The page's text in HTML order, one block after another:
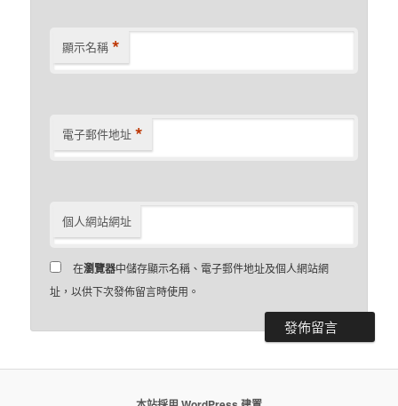
顯示名稱 *
電子郵件地址 *
個人網站網址
在瀏覽器中儲存顯示名稱、電子郵件地址及個人網站網
址，以供下次發佈留言時使用。